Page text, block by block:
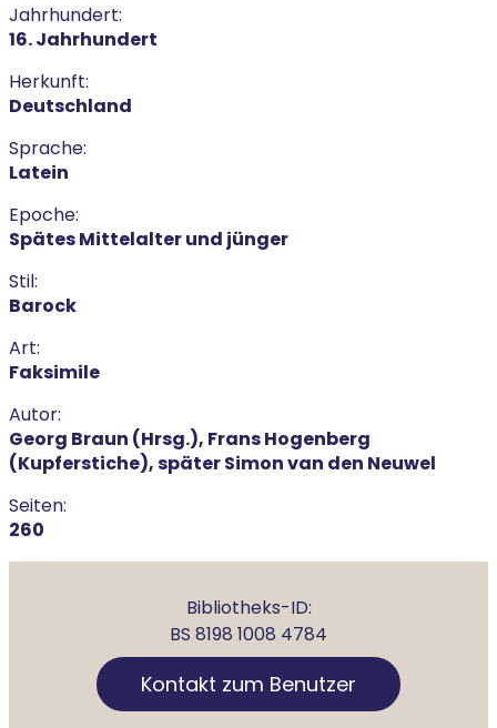
Jahrhundert:
16. Jahrhundert
Herkunft:
Deutschland
Sprache:
Latein
Epoche:
Spätes Mittelalter und jünger
Stil:
Barock
Art:
Faksimile
Autor:
Georg Braun (Hrsg.), Frans Hogenberg
(Kupferstiche), später Simon van den Neuwel
Seiten:
260
Bibliotheks-ID:
BS 8198 1008 4784
Kontakt zum Benutzer